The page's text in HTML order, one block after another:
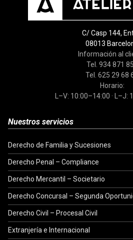
C/ Casp 144,
08013
Información al
Tel. 934 871
Tel. 625 29 68
Horario:
L–V: 10:00–14:00 · L–J:
Nuestros servicios
Derecho de Familia y Sucesiones
Derecho Penal – Compliance
Derecho Mercantil – Societario
Derecho Concursal – Segunda
Derecho Civil – Procesal Civil
Extranjería e Internacional